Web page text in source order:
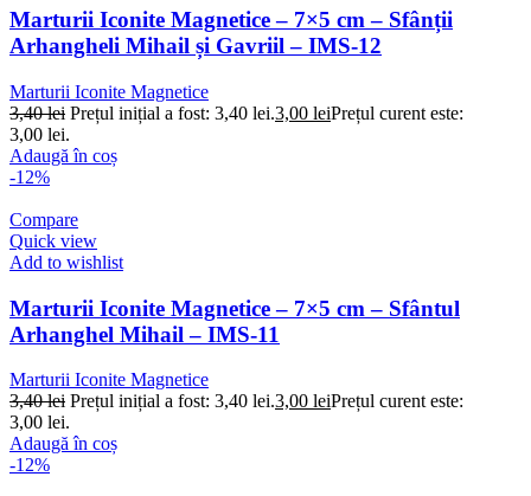
Marturii Iconite Magnetice – 7×5 cm – Sfânții
Arhangheli Mihail și Gavriil – IMS-12
Marturii Iconite Magnetice
3,40lei Prețul inițial a fost: 3,40 lei.3,00 leiPrețul curent este:
3,00 lei.
Adaugă în coș
-12%
Compare
Quick view
Add to wishlist
Marturii Iconite Magnetice – 7×5 cm – Sfântul
Arhanghel Mihail – IMS-11
Marturii Iconite Magnetice
3,40lei Prețul inițial a fost: 3,40 lei.3,00 leiPrețul curent este:
3,00 lei.
Adaugă în coș
-12%